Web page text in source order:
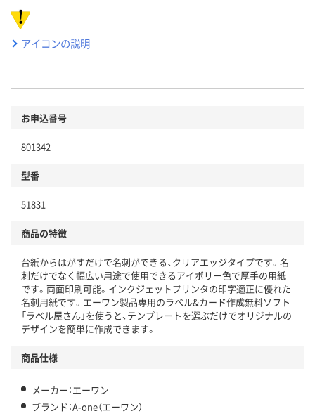
アイコンの説明
お申込番号
801342
型番
51831
商品の特徴
台紙からはがすだけで名刺ができる、クリアエッジタイプです。名
刺だけでなく幅広い用途で使用できるアイボリー色で厚手の用紙
です。両面印刷可能。インクジェットプリンタの印字適正に優れた
名刺用紙です。エーワン製品専用のラベル&カード作成無料ソフト
「ラベル屋さん」を使うと、テンプレートを選ぶだけでオリジナルの
デザインを簡単に作成できます。
商品仕様
メーカー：エーワン
ブランド：A-one（エーワン）